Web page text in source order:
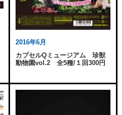
2016年6月
カプセルQミュージアム 珍獣
動物園vol.2 全5種/１回300円